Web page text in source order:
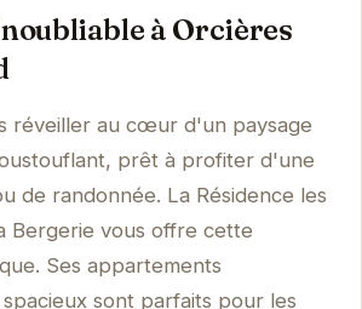
à Orcières
réveiller au cœur d'un paysage
prêt à profiter d'une
de randonnée. La Résidence les
Bergerie vous offre cette
Ses appartements
sont parfaits pour les